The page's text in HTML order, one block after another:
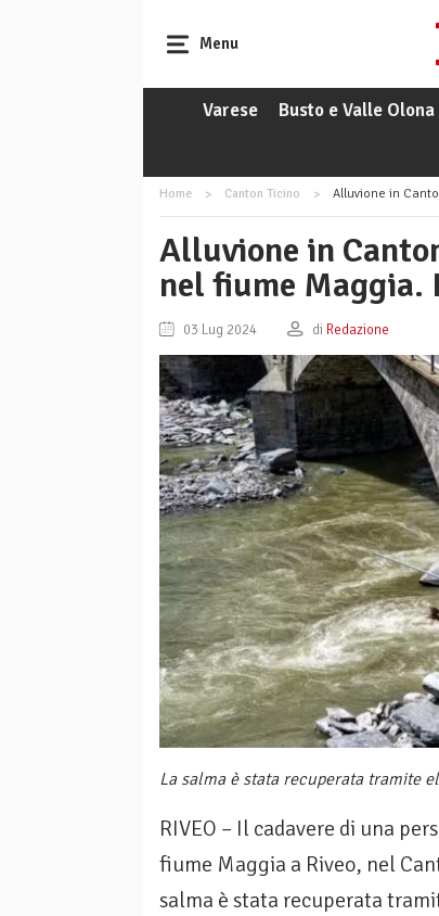
Menu
Varese Busto e Valle Olona
Home Canton Ticino Alluvione in
Alluvione in
nel fiume
03 Lug 2024 di Redazione
La salma è stata recuperata tramite
RIVEO – Il cadavere di una
fiume Maggia a Riveo, nel
salma è stata recuperata